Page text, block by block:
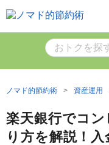
ノマド的節約術 資産運用
楽天銀行でコ
り方を解説！